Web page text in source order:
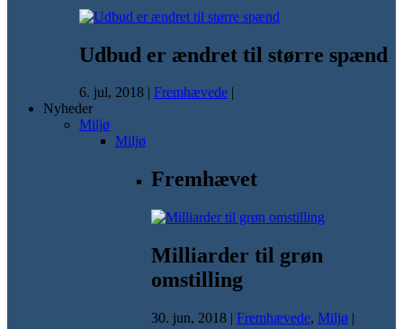
Udbud er ændret til større spænd
6. jul, 2018 | Fremhævede |
Nyheder
Miljø
Miljø
Fremhævet
Milliarder til grøn
omstilling
30. jun, 2018 | Fremhævede, Miljø |